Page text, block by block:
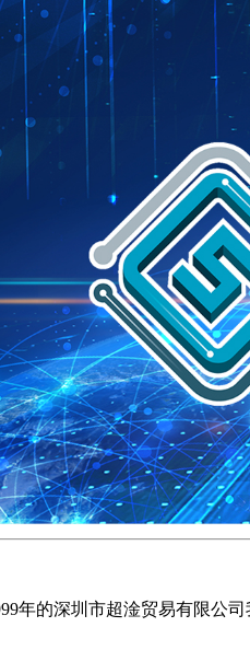
年的深圳市超淦贸易有限